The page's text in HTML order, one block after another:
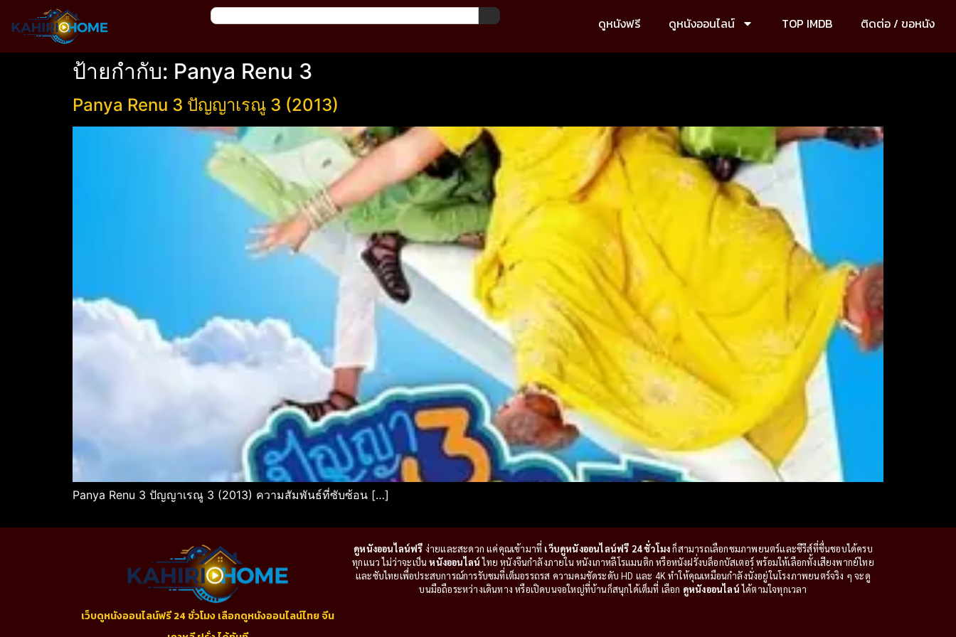
ดูหนังฟรี ดูหนังออนไลน์ TOP IMDB ติดต่อ / ขอหนัง
ป้ายกำกับ: Panya Renu 3
Panya Renu 3 ปัญญาเรณู 3 (2013)
Panya Renu 3 ปัญญาเรณู 3 (2013) ความสัมพันธ์ที่ซับซ้อน […]
เว็บดูหนังออนไลน์ฟรี 24 ชั่วโมง เลือกดูหนังออนไลน์ไทย จีน
ดูหนังออนไลน์ฟรี ง่ายและสะดวก แค่คุณเข้ามาที่ เว็บดูหนังออนไลน์ฟรี 24 ชั่วโมงก็สามารถเลือกชมภาพยนตร์และซีรีส์ที่ชื่นชอบได้ครบ
ทุกแนว ไม่ว่าจะเป็นหนังออนไลน์ไทย หนังจีนกำลังภายใน หนังเกาหลีโรแมนติก หรือหนังฝรั่งบล็อกบัสเตอร์ พร้อมให้เลือกทั้งเสียงพากย์ไทย
และซับไทยเพื่อประสบการณ์การรับชมที่เต็มอรรถรส ความคมชัดระดับ HD และ 4K ทำให้คุณเหมือนกำลังนั่งอยู่ในโรงภาพยนตร์จริง ๆ จะดู
บนมือถือระหว่างเดินทาง หรือเปิดบนจอใหญ่ที่บ้านก็สนุกได้เต็มที่ เลือก ดูหนังออนไลน์ได้ตามใจทุกเวลา